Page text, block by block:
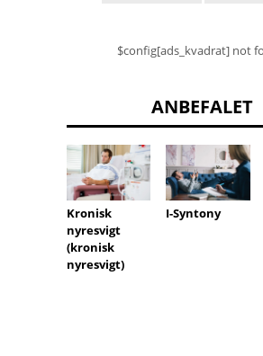
$config[ads_kvadrat] not
ANBEFALET
Kronisk
nyresvigt
(kronisk
nyresvigt)
I-Syntony